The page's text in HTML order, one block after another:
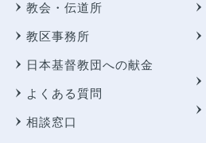
教会・伝道所
教区事務所
日本基督教団への献金
よくある質問
相談窓口